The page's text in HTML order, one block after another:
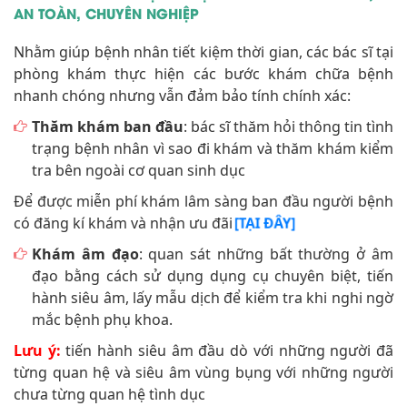
AN TOÀN, CHUYÊN NGHIỆP
Nhằm giúp bệnh nhân tiết kiệm thời gian, các bác sĩ tại
phòng khám thực hiện các bước khám chữa bệnh
nhanh chóng nhưng vẫn đảm bảo tính chính xác:
Thăm khám ban đầu: bác sĩ thăm hỏi thông tin tình
trạng bệnh nhân vì sao đi khám và thăm khám kiểm
tra bên ngoài cơ quan sinh dục
Để được miễn phí khám lâm sàng ban đầu người bệnh
có đăng kí khám và nhận ưu đãi[TẠI ĐÂY]
Khám âm đạo: quan sát những bất thường ở âm
đạo bằng cách sử dụng dụng cụ chuyên biệt, tiến
hành siêu âm, lấy mẫu dịch để kiểm tra khi nghi ngờ
mắc bệnh phụ khoa.
Lưu ý: tiến hành siêu âm đầu dò với những người đã
từng quan hệ và siêu âm vùng bụng với những người
chưa từng quan hệ tình dục